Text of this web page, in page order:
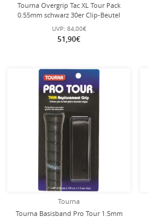
Tourna Overgrip Tac XL Tour Pack
0.55mm schwarz 30er Clip-Beutel
UVP: 84,00€
51,90€
Tourna
Tourna Basisband Pro Tour 1.5mm